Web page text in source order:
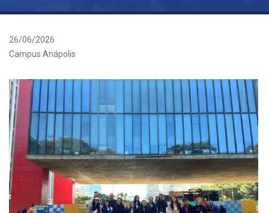
26/06/2026
Campus Anápolis